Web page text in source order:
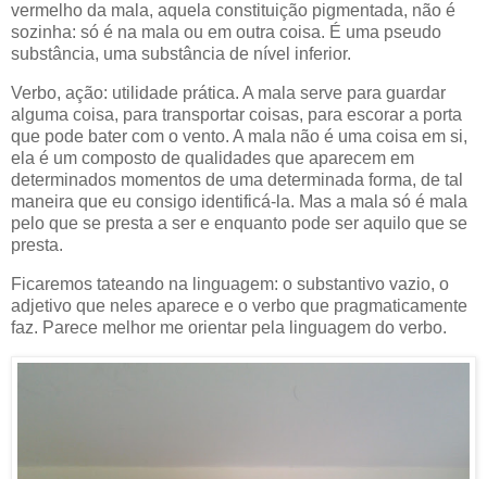
vermelho da mala, aquela constituição pigmentada, não é
sozinha: só é na mala ou em outra coisa. É uma pseudo
substância, uma substância de nível inferior.
Verbo, ação: utilidade prática. A mala serve para guardar
alguma coisa, para transportar coisas, para escorar a porta
que pode bater com o vento. A mala não é uma coisa em si,
ela é um composto de qualidades que aparecem em
determinados momentos de uma determinada forma, de tal
maneira que eu consigo identificá-la. Mas a mala só é mala
pelo que se presta a ser e enquanto pode ser aquilo que se
presta.
Ficaremos tateando na linguagem: o substantivo vazio, o
adjetivo que neles aparece e o verbo que pragmaticamente
faz. Parece melhor me orientar pela linguagem do verbo.